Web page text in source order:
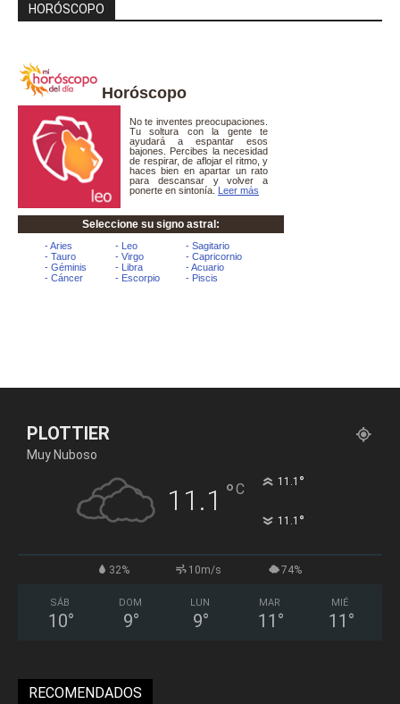
HORÓSCOPO
Horóscopo
PLOTTIER
Muy Nuboso
11.1 °C 11.1 °
11.1 °
32% 10m/s 74%
SÁB
10°
DOM
9°
LUN
9°
MAR
11 °
MIÉ
11 °
RECOMENDADOS